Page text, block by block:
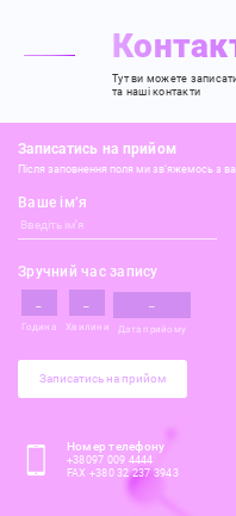
Тут ви можете
та наші контакти
Записатись на прийом
Після заповнення поля ми зв’яжемось з
Ваше ім’я
Зручний час запису
Година Хвилини Дата прийому
Записатись на прийом
Номер телефону
+38097 009 4444
FAX +380 32 237 3943